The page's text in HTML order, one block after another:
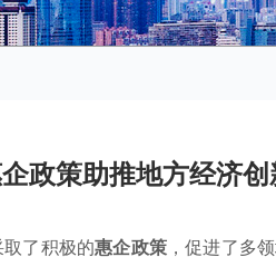
政策助推地方经济
了积极的惠企政策 ，促进了多